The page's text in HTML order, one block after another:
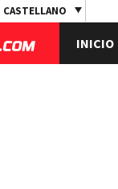
CASTELLANO
INICIO